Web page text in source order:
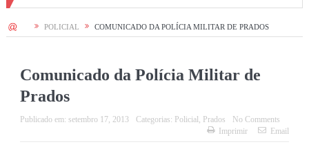
HOME POLICIAL COMUNICADO DA POLÍCIA MILITAR DE PRADOS
Comunicado da Polícia Militar de
Prados
Publicado em: setembro 17, 2013 Categorias: Policial , Prados
No Comments
Imprimir
Email